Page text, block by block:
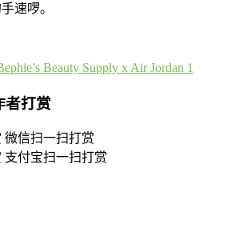
速啰。
Beauty Supply x Air Jordan 1
者打赏
微信扫一扫打赏
支付宝扫一扫打赏